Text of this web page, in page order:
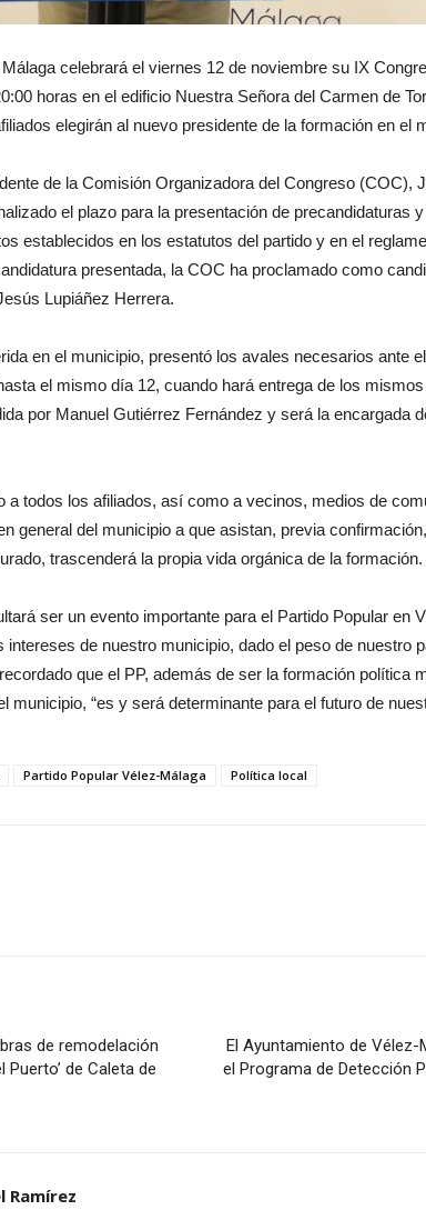
celebrará el viernes 12 de noviembre su IX
horas en el edificio Nuestra Señora del Carmen de
elegirán al nuevo presidente de la formación en el
de la Comisión Organizadora del Congreso (COC),
el plazo para la presentación de precandidaturas
establecidos en los estatutos del partido y en el
presentada, la COC ha proclamado como
Lupiáñez Herrera.
en el municipio, presentó los avales necesarios ante
el mismo día 12, cuando hará entrega de los
por Manuel Gutiérrez Fernández y será la encargada
a todos los afiliados, así como a vecinos, medios de
general del municipio a que asistan, previa
trascenderá la propia vida orgánica de la formación.
ser un evento importante para el Partido Popular en
de nuestro municipio, dado el peso de nuestro
que el PP, además de ser la formación política
municipio, “es y será determinante para el futuro de
Partido Popular Vélez-Málaga Política local
de remodelación
Puerto’ de Caleta de
El Ayuntamiento de Vélez-
el Programa de Detección
Ramírez